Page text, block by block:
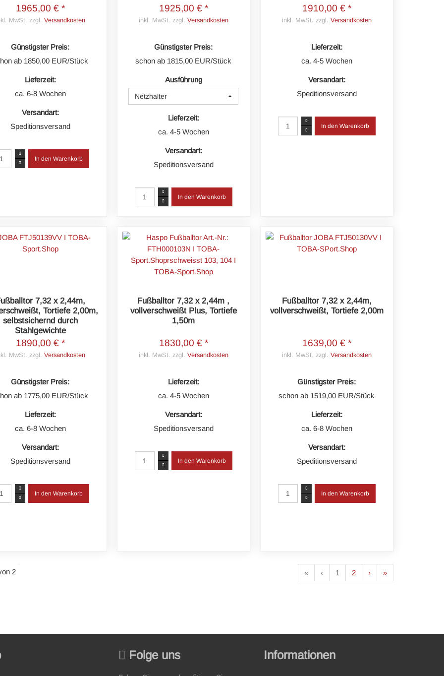
1965,00 € *
MwSt. zzgl. Versandkosten
Günstigster Preis:
ab 1850,00 EUR/Stück
Lieferzeit:
ca. 6-8 Wochen
Versandart:
Speditionsversand
1925,00 € *
inkl. MwSt. zzgl. Versandkosten
Günstigster Preis:
schon ab 1815,00 EUR/Stück
Ausführung
Netzhalter
Lieferzeit:
ca. 4-5 Wochen
Versandart:
Speditionsversand
1910,00 € *
inkl. MwSt. zzgl. Versandkosten
Lieferzeit:
ca. 4-5 Wochen
Versandart:
Speditionsversand
7,32 x 2,44m,
Tortiefe 2,00m,
selbstsichernd durch
Stahlgewichte
1890,00 € *
MwSt. zzgl. Versandkosten
Günstigster Preis:
ab 1775,00 EUR/Stück
Lieferzeit:
ca. 6-8 Wochen
Versandart:
Speditionsversand
Fußballtor 7,32 x 2,44m ,
vollverschweißt Plus, Tortiefe
1,50m
1830,00 € *
inkl. MwSt. zzgl. Versandkosten
Lieferzeit:
ca. 4-5 Wochen
Versandart:
Speditionsversand
Fußballtor 7,32 x 2,44m,
vollverschweißt, Tortiefe 2,00m
1639,00 € *
inkl. MwSt. zzgl. Versandkosten
Günstigster Preis:
schon ab 1519,00 EUR/Stück
Lieferzeit:
ca. 6-8 Wochen
Versandart:
Speditionsversand
2 « ‹ 1 2 › »
Folge uns Informationen